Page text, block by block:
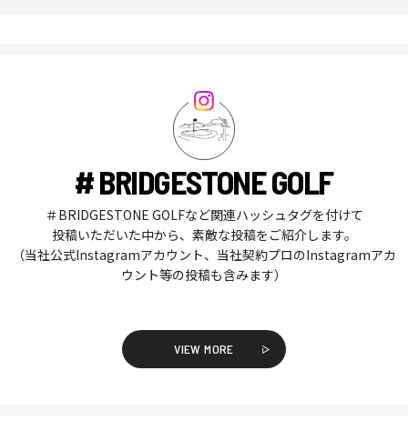
# BRIDGESTONE GOLF
＃BRIDGESTONE GOLFなど関連ハッシュタグを付けて
投稿いただいた中から、素敵な投稿をご紹介します。
（当社公式Instagramアカウント、当社契約プロのInstagramアカ
ウント等の投稿も含みます）
VIEW MORE